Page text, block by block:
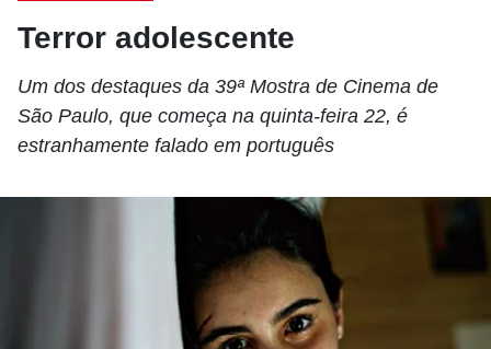
Terror adolescente
Um dos destaques da 39ª Mostra de Cinema de
São Paulo, que começa na quinta-feira 22, é
estranhamente falado em português